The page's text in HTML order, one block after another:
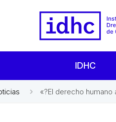
IDHC
«?El derecho